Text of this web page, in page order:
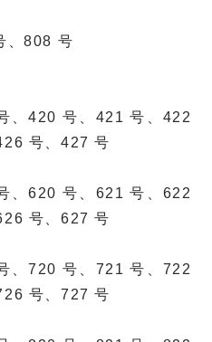
、808 号
、420 号、421 号、422
号、427 号
、620 号、621 号、622
号、627 号
、720 号、721 号、722
号、727 号